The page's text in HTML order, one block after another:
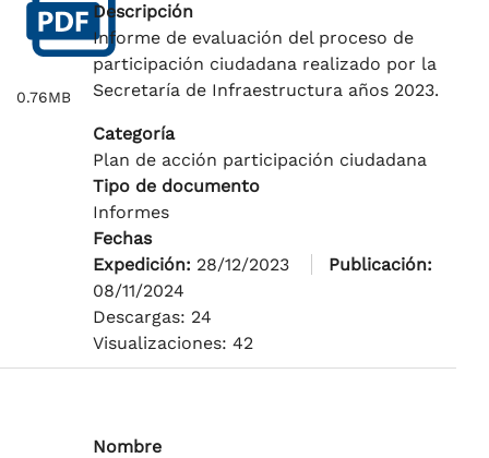
0.76MB
Descripción
Informe de evaluación del proceso de
participación ciudadana realizado por la
Secretaría de Infraestructura años 2023.
Categoría
Plan de acción participación ciudadana
Tipo de documento
Informes
Fechas
Expedición: 28/12/2023
Publicación:
08/11/2024
Descargas: 24
Visualizaciones: 42
Nombre